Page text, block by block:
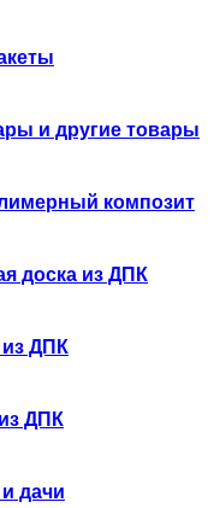
и другие товары
композит
доска из ДПК
ДПК
ДПК
дачи